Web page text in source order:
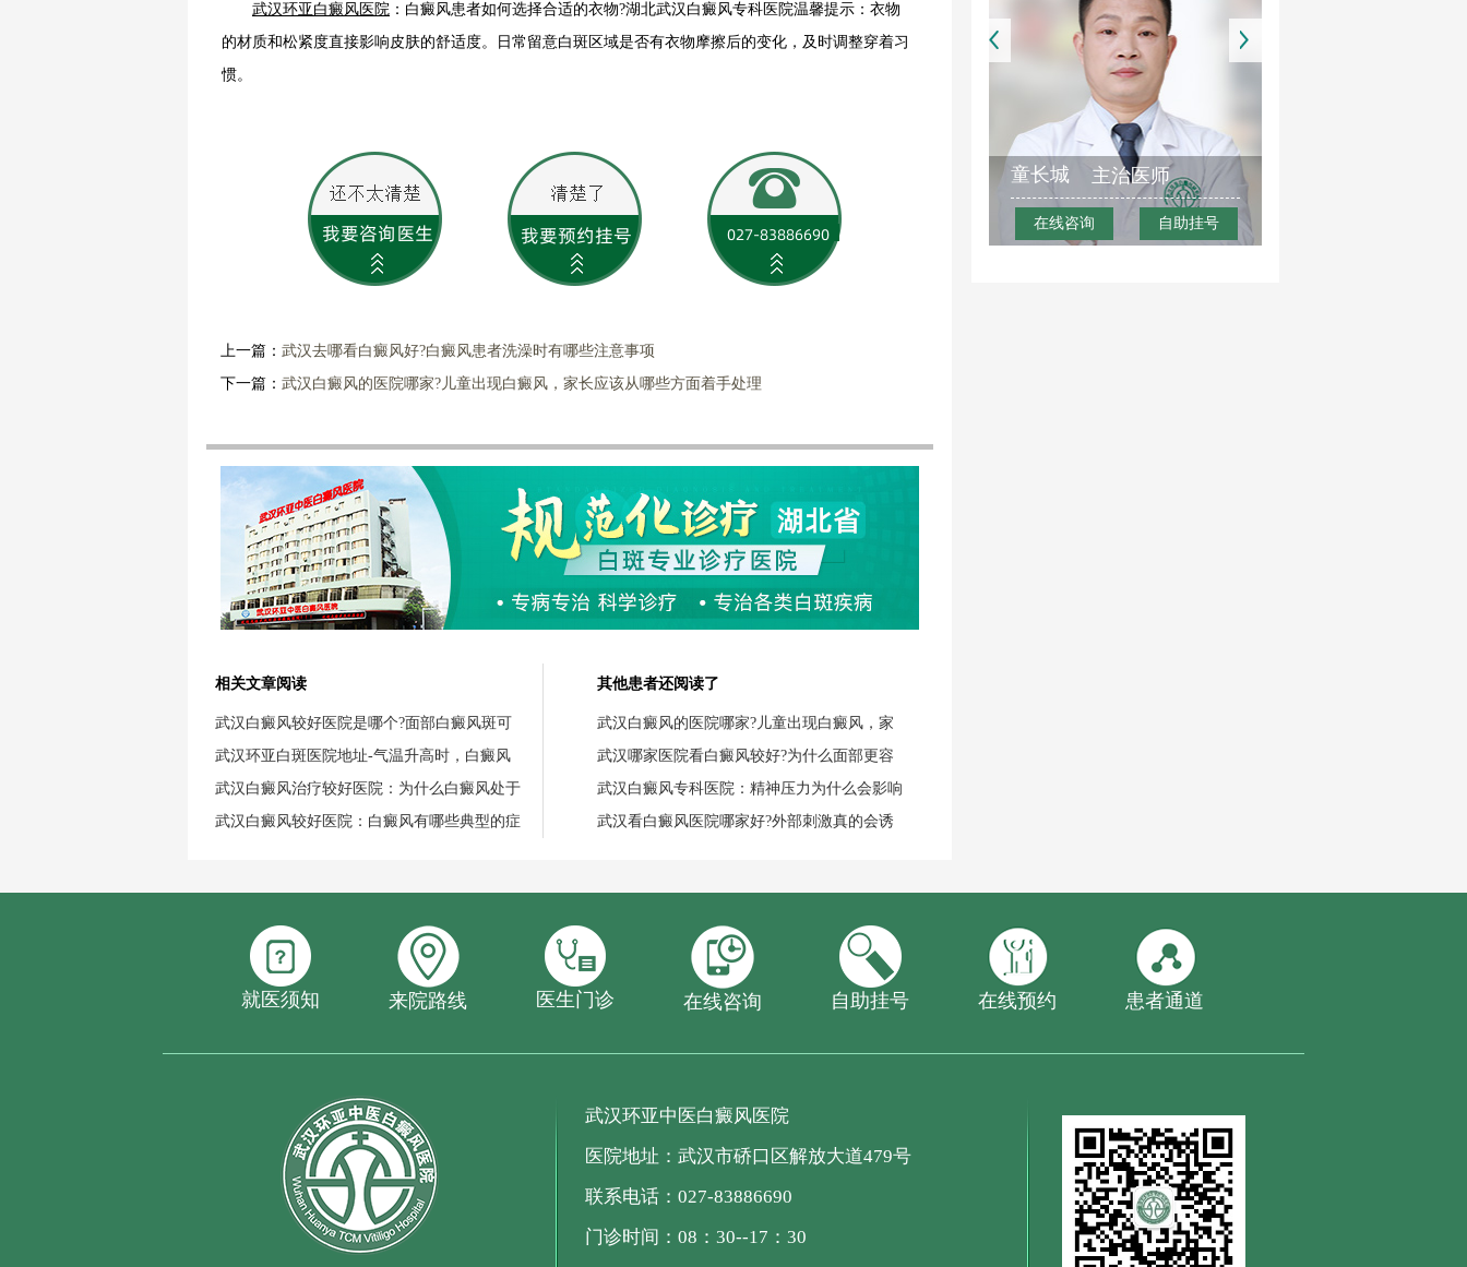
武汉环亚白癜风医院 ：白癜风患者如何选择合适的衣物?湖北武汉白癜风专科医院温馨提示：衣物
的材质和松紧度直接影响皮肤的舒适度。日常留意白斑区域是否有衣物摩擦后的变化，及时调整穿着习
惯。
上一篇： 武汉去哪看白癜风好?白癜风患者洗澡时有哪些注意事项
下一篇： 武汉白癜风的医院哪家?儿童出现白癜风，家长应该从哪些方面着手处理
相关文章阅读
武汉白癜风较好医院是哪个?面部白癜风斑可
武汉环亚白斑医院地址-气温升高时，白癜风
武汉白癜风治疗较好医院：为什么白癜风处于
武汉白癜风较好医院：白癜风有哪些典型的症
其他患者还阅读了
武汉白癜风的医院哪家?儿童出现白癜风，家
武汉哪家医院看白癜风较好?为什么面部更容
武汉白癜风专科医院：精神压力为什么会影响
武汉看白癜风医院哪家好?外部刺激真的会诱
童长城 主治医师
在线咨询 自助挂号
就医须知 来院路线 医生门诊 在线咨询 自助挂号 在线预约 患者通道
武汉环亚中医白癜风医院
医院地址：武汉市硚口区解放大道479号
联系电话：027-83886690
门诊时间：08：30--17：30